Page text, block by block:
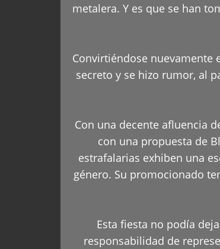
metalera. Y es que se han
Convirtiéndose nuevamente
secreto y se hizo rumor, al
Con una decente afluencia
con una propuesta de
estrafalarias exhiben una
género. Su promocionado
Esta fiesta no podía
responsabilidad de